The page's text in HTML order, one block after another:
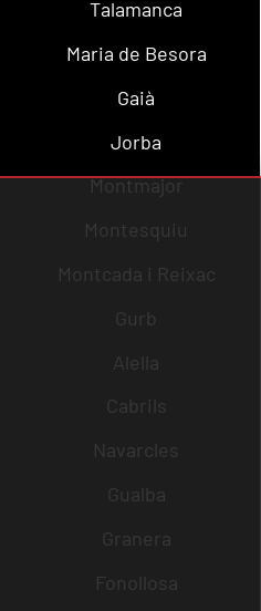
Talamanca
Maria de Besora
Gaià
Jorba
Montmajor
Montesquiu
Montcada i Reixac
Gurb
Alella
Cabrils
Navarcles
Gualba
Granera
Fonollosa